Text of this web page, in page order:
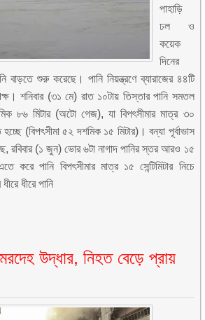
পাহাড়ি
ঢল ও
কয়েক
দিনের
বাড়তে শুরু করেছে। পানি নিয়ন্ত্রণে ব্যারাজের ৪৪টি
শনিবার (৩১ মে) রাত ১০টায় তিস্তার পানি সমতল
৮৬ মিটার (অটো গেজ), যা বিপৎসীমার মাত্র ৩০
হচ্ছে (বিপৎসীমা ৫২ দশমিক ১৫ মিটার)। বন্যা পূর্বাভাস
রবিবার (১ জুন) ভোর ৬টা নাগাদ পানির স্তর আরও ১৫
করে পানি বিপৎসীমার মাত্র ১৫ সেন্টিমিটার নিচে
ধীরে পানি
উদ্ধার, নিহত বেড়ে প্রায়